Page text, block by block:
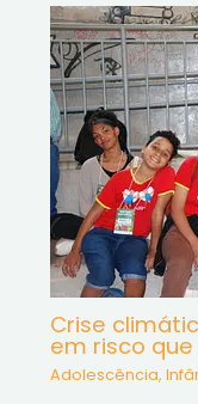
Crise
em risco
Adolescência,